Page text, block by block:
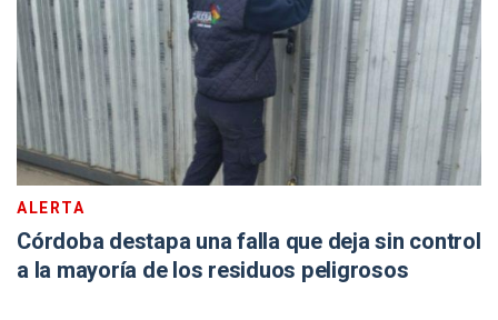
ALERTA
Córdoba destapa una falla que deja sin control
a la mayoría de los residuos peligrosos